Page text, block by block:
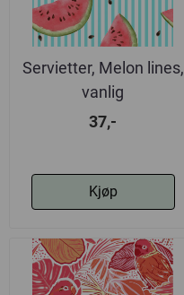
Servietter, Melon lines,
vanlig
37,-
Kjøp